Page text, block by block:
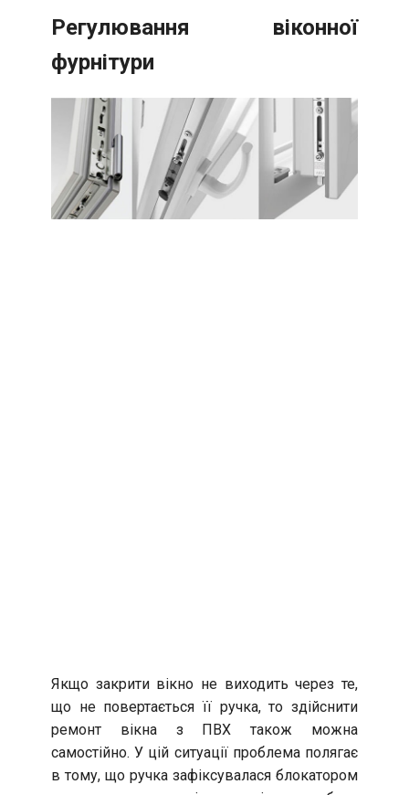
Регулювання віконної
фурнітури
Якщо закрити вікно не виходить через те,
що не повертається її ручка, то здійснити
ремонт вікна з ПВХ також можна
самостійно. У цій ситуації проблема полягає
в тому, що ручка зафіксувалася блокатором